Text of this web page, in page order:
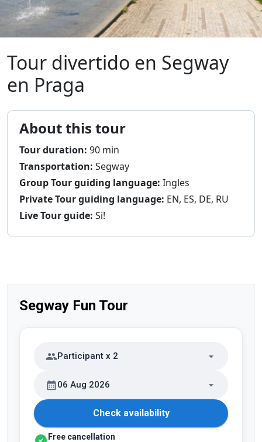
Tour divertido en Segway
en Praga
About this tour
Tour duration: 90 min
Transportation: Segway
Group Tour guiding language: Ingles
Private Tour guiding language: EN, ES, DE, RU
Live Tour guide: Si!
Segway Fun Tour
Participant x 2
06 Aug 2026
Check availability
Free cancellation